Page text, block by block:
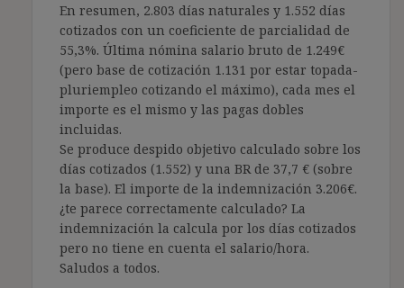
En resumen, 2.803 días naturales y 1.552 días
cotizados con un coeficiente de parcialidad de
55,3%. Última nómina salario bruto de 1.249€
(pero base de cotización 1.131 por estar topada-
pluriempleo cotizando el máximo), cada mes el
importe es el mismo y las pagas dobles
incluidas.
Se produce despido objetivo calculado sobre los
días cotizados (1.552) y una BR de 37,7 € (sobre
la base). El importe de la indemnización 3.206€.
¿te parece correctamente calculado? La
indemnización la calcula por los días cotizados
pero no tiene en cuenta el salario/hora.
Saludos a todos.